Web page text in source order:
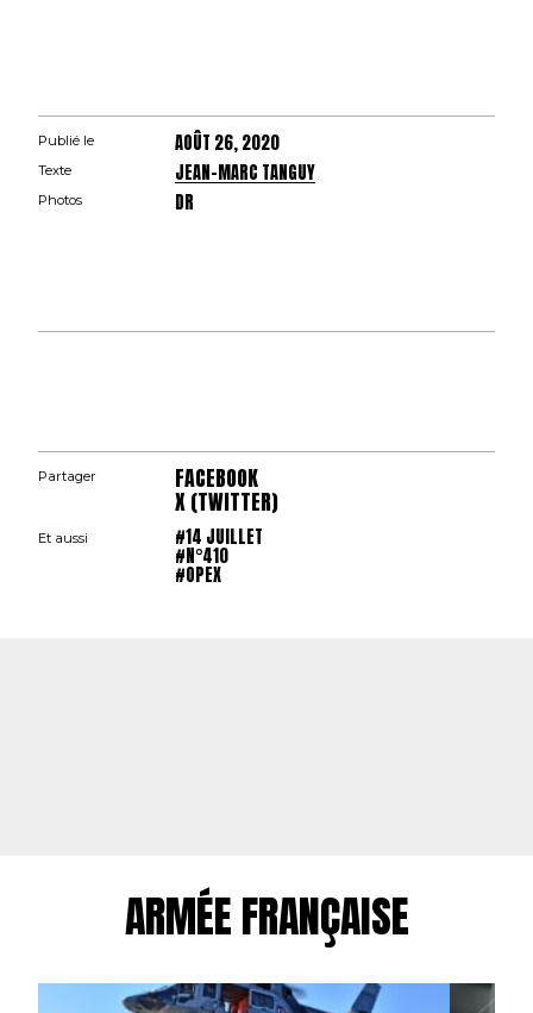
Publié le AOÛT 26, 2020
Texte JEAN-MARC TANGUY
Photos DR
Partager FACEBOOK
X (TWITTER)
Et aussi #14 JUILLET
#N°410
#OPEX
ARMÉE FRANÇAISE